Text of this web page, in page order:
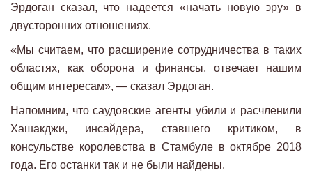
Эрдоган сказал, что надеется «начать новую эру» в
двусторонних отношениях.
«Мы считаем, что расширение сотрудничества в таких
областях, как оборона и финансы, отвечает нашим
общим интересам», — сказал Эрдоган.
Напомним, что саудовские агенты убили и расчленили
Хашакджи, инсайдера, ставшего критиком, в
консульстве королевства в Стамбуле в октябре 2018
года. Его останки так и не были найдены.